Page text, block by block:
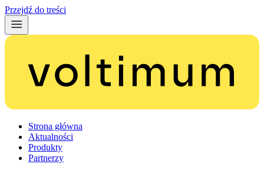
Przejdź do treści
Strona główna
Aktualności
Produkty
Partnerzy